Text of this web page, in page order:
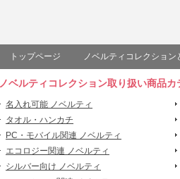
トップページ ノベルティコレクション
ノベルティコレクション取り扱い商品カ
名入れ可能 ノベルティ
タオル・ハンカチ
PC・モバイル関連 ノベルティ
エコロジー関連 ノベルティ
シルバー向け ノベルティ